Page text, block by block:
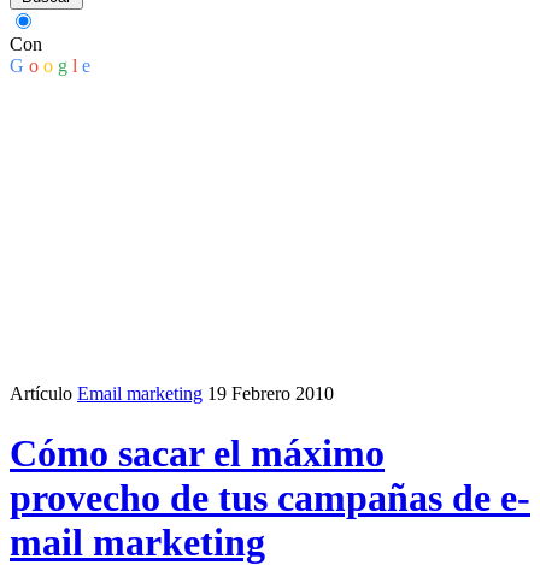
Con
G o o g l e
Artículo Email marketing 19 Febrero 2010
Cómo sacar el máximo
provecho de tus campañas de e-
mail marketing